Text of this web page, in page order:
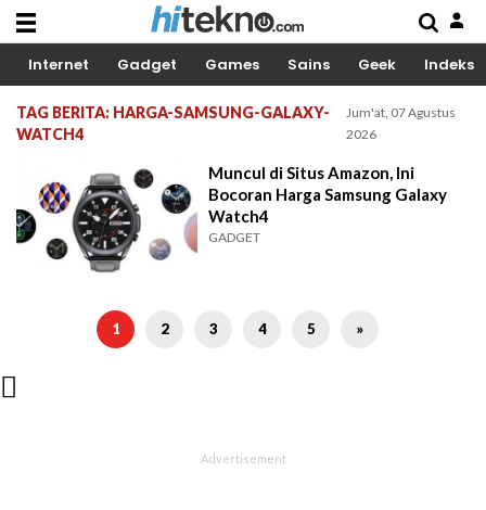
Internet Gadget Games Sains Geek Indeks
TAG BERITA: HARGA-SAMSUNG-GALAXY-
WATCH4
Jum'at, 07 Agustus
2026
Muncul di Situs Amazon, Ini
Bocoran Harga Samsung Galaxy
Watch4
GADGET
1 2 3 4 5 »
